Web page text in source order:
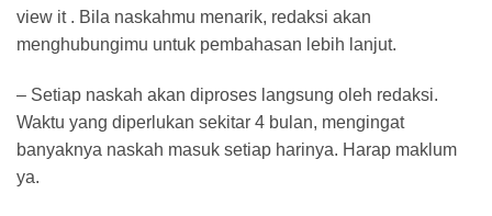
view it . Bila naskahmu menarik, redaksi akan
menghubungimu untuk pembahasan lebih lanjut.
– Setiap naskah akan diproses langsung oleh redaksi.
Waktu yang diperlukan sekitar 4 bulan, mengingat
banyaknya naskah masuk setiap harinya. Harap maklum
ya.